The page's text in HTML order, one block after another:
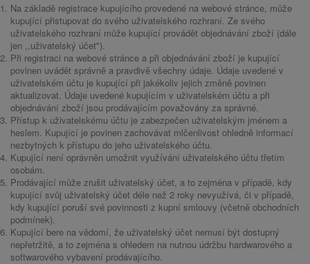
Na základě registrace kupujícího provedené na webové stránce, může
kupující přistupovat do svého uživatelského rozhraní. Ze svého
uživatelského rozhraní může kupující provádět objednávání zboží (dále
jen ,,uživatelský účet").
Při registraci na webové stránce a při objednávání zboží je kupující
povinen uvádět správně a pravdivě všechny údaje. Údaje uvedené v
uživatelském účtu je kupující při jakékoliv jejich změně povinen
aktualizovat. Údaje uvedené kupujícím v uživatelském účtu a při
objednávání zboží jsou prodávajícím považovány za správné.
Přístup k uživatelskému účtu je zabezpečen uživatelským jménem a
heslem. Kupující je povinen zachovávat mlčenlivost ohledně informací
nezbytných k přístupu do jeho uživatelského účtu.
Kupující není oprávněn umožnit využívání uživatelského účtu třetím
osobám.
Prodávající může zrušit uživatelský účet, a to zejména v případě, kdy
kupující svůj uživatelský účet déle než 2 roky nevyužívá, či v případě,
kdy kupující poruší své povinnosti z kupní smlouvy (včetně obchodních
podmínek).
Kupující bere na vědomí, že uživatelský účet nemusí být dostupný
nepřetržitě, a to zejména s ohledem na nutnou údržbu hardwarového a
softwarového vybavení prodávajícího.